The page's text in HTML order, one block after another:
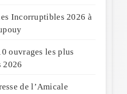
Incorruptibles 2026 à
ouvrages les plus
2026
de l’Amicale